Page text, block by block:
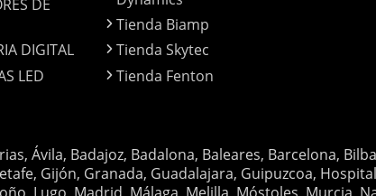
DE
DIGITAL
LED
Tienda Biamp
Tienda Skytec
Tienda Fenton
Ávila, Badajoz, Badalona, Baleares, Barcelona,
Gijón, Granada, Guadalajara, Guipuzcoa,